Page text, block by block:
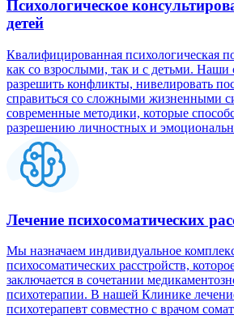
Психологическое
детей
Квалифицированная психологическая
как со взрослыми, так и с детьми. Наши
разрешить конфликты, нивелировать
справиться со сложными жизненными
современные методики, которые
разрешению личностных и
Лечение психосоматических
Мы назначаем индивидуальное
психосоматических расстройств,
заключается в сочетании
психотерапии. В нашей Клинике
психотерапевт совместно с врачом